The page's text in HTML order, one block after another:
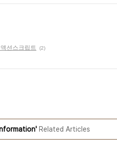
션스크립트 (2)
Related Articles